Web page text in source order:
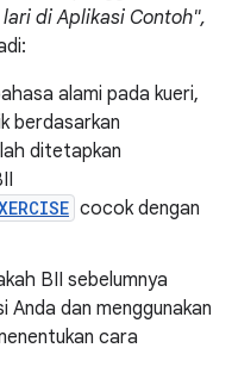
di Aplikasi Contoh",
alami pada kueri,
berdasarkan
ditetapkan
cocok dengan
BII sebelumnya
dan menggunakan
cara